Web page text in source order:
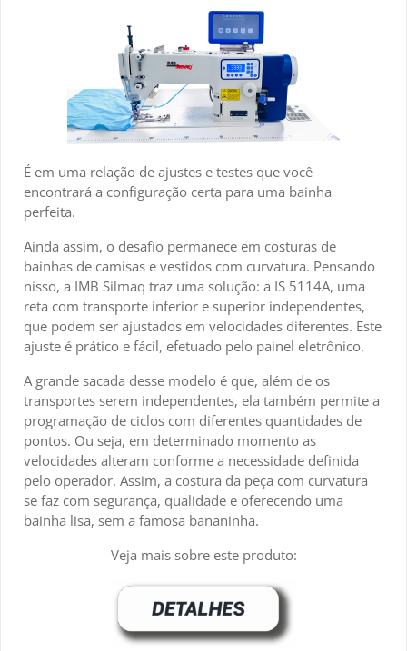
É em uma relação de ajustes e testes que você
encontrará a configuração certa para uma bainha
perfeita.
Ainda assim, o desafio permanece em costuras de
bainhas de camisas e vestidos com curvatura. Pensando
nisso, a IMB Silmaq traz uma solução: a IS 5114A, uma
reta com transporte inferior e superior independentes,
que podem ser ajustados em velocidades diferentes. Este
ajuste é prático e fácil, efetuado pelo painel eletrônico.
A grande sacada desse modelo é que, além de os
transportes serem independentes, ela também permite a
programação de ciclos com diferentes quantidades de
pontos. Ou seja, em determinado momento as
velocidades alteram conforme a necessidade definida
pelo operador. Assim, a costura da peça com curvatura
se faz com segurança, qualidade e oferecendo uma
bainha lisa, sem a famosa bananinha.
Veja mais sobre este produto: